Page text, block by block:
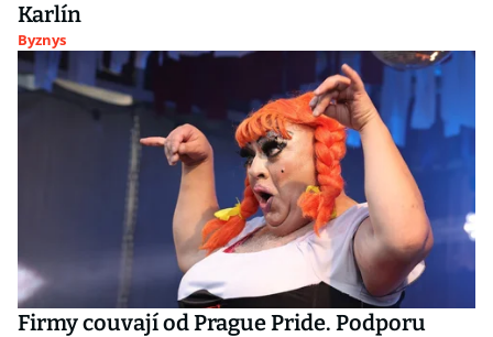
Karlín
Byznys
Firmy couvají od Prague Pride. Podporu